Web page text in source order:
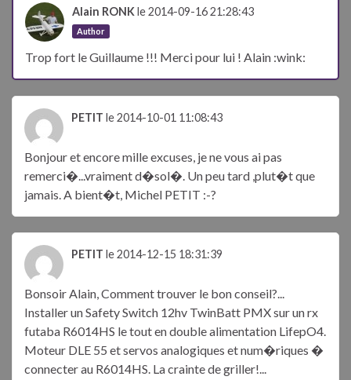
Alain RONKle 2014-09-16 21:28:43
Author
Trop fort le Guillaume !!! Merci pour lui ! Alain :wink:
PETIT le 2014-10-01 11:08:43
Bonjour et encore mille excuses, je ne vous ai pas
remerci�...vraiment d�sol�. Un peu tard ,plut�t que
jamais. A bient�t, Michel PETIT :-?
PETIT le 2014-12-15 18:31:39
Bonsoir Alain, Comment trouver le bon conseil?...
Installer un Safety Switch 12hv TwinBatt PMX sur un rx
futaba R6014HS le tout en double alimentation LifepO4.
Moteur DLE 55 et servos analogiques et num�riques �
connecter au R6014HS. La crainte de griller!...